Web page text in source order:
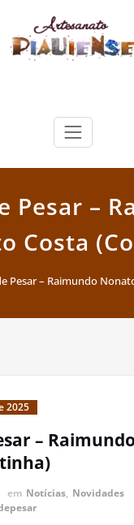
Piauiense
Pesar –
Costa
Pesar – Raimundo
2025
–
em Notícias, Novidades